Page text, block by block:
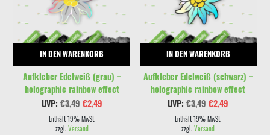
IN DEN WARENKORB
Aufkleber Edelweiß (grau) –
holographic rainbow effect
UVP: €3,49 Ursprünglicher
Preis
war:
€3,49
€2,49Aktueller
Preis
Enthält 19% MwSt.
zzgl.Versand
IN DEN WARENKORB
Aufkleber Edelweiß (schwarz) –
holographic rainbow effect
UVP: €3,49Ursprünglicher
Preis
war:
€3,49
€2,49
Enthält 19% MwSt.
zzgl.Versand